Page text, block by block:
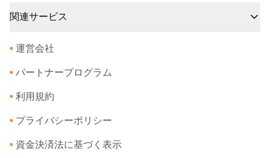
関連サービス
• 運営会社
• パートナープログラム
• 利用規約
• プライバシーポリシー
• 資金決済法に基づく表示